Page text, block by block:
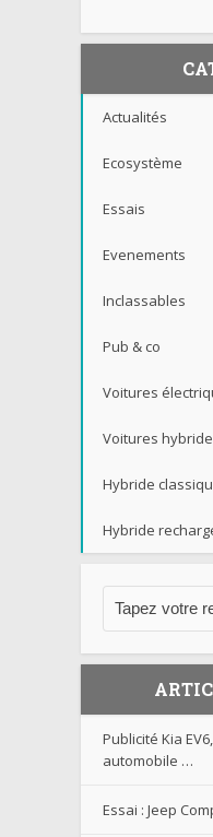
Actualités
Ecosystème
Essais
Evenements
Inclassables
Pub & co
Voitures
Voitures
Hybride
Hybride
Publicité Kia
automobile …
Essai : Jeep